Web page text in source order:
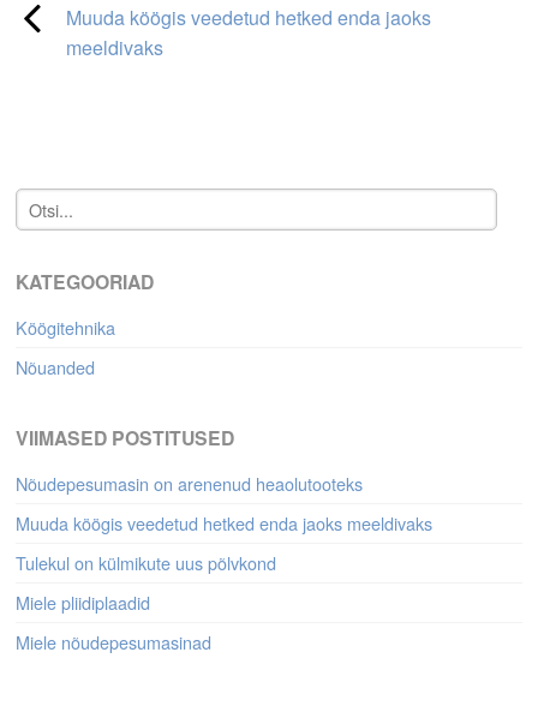
Muuda köögis veedetud hetked enda jaoks
meeldivaks
KATEGOORIAD
Köögitehnika
Nõuanded
VIIMASED POSTITUSED
Nõudepesumasin on arenenud heaolutooteks
Muuda köögis veedetud hetked enda jaoks meeldivaks
Tulekul on külmikute uus põlvkond
Miele pliidiplaadid
Miele nõudepesumasinad